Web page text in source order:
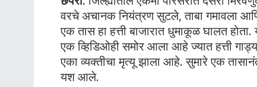
वरचे अचानक नियंत्रण सुटले, ताबा गमावला
एक तास हा हत्ती बाजारात धुमाकूळ घालत
एक व्हिडिओही समोर आला आहे ज्यात हत्ती
एका व्यक्तीचा मृत्यू झाला आहे. सुमारे एक
यश आले.